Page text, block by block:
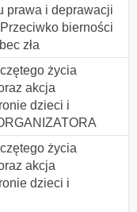
prawa i deprawacji
bierności
zła
życia
akcja
dzieci i
życia
akcja
dzieci i